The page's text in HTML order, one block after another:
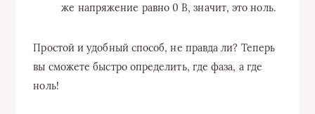
же напряжение равно 0 В, значит, это ноль.
Простой и удобный способ, не правда ли? Теперь
вы сможете быстро определить, где фаза, а где
ноль!